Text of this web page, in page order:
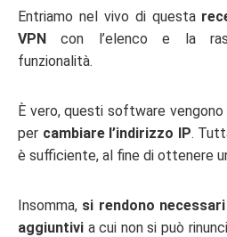
Entriamo nel vivo di questa
VPN con l’elenco e la
funzionalità.
È vero, questi software
per cambiare l’indirizzo IP.
è sufficiente, al fine di ottenere
Insomma, si rendono
aggiuntivi a cui non si può